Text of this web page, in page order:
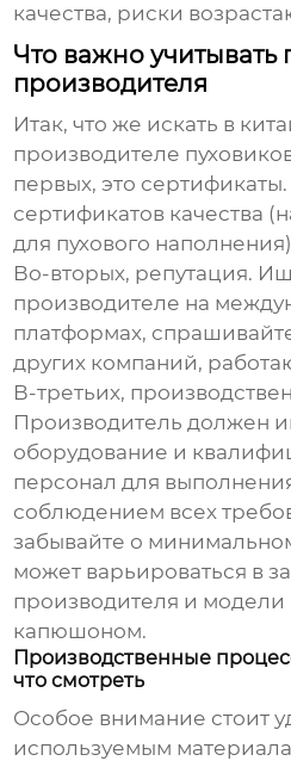
качества, риски
Что важно
производителя
Итак, что же искать в
производителе
первых, это
сертификатов качества
для пухового
Во-вторых, репутация.
производителе на
платформах,
других компаний,
В-третьих,
Производитель должен
оборудование и
персонал для
соблюдением всех
забывайте о
может варьироваться в
производителя и модели
капюшоном.
Производственные
что смотреть
Особое внимание стоит
используемым